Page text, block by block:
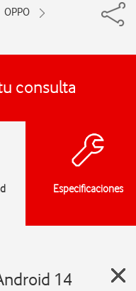
OPPO
consulta
Especificaciones
14